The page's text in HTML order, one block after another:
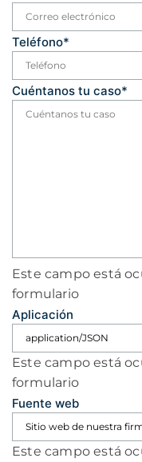
Teléfono*
Cuéntanos tu caso*
Este campo está
formulario
Aplicación
Este campo está
formulario
Fuente web
Este campo está